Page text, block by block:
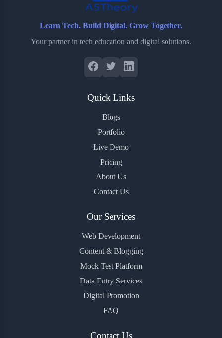
Learn Tech. Build Digital. Grow Together.
Your partner in tech education and digital solutions.
Quick Links
Blogs
Portfolio
Live Demo
Pricing
About Us
Contact Us
Our Services
Web Development
Content & Blogging
Mock Test Platform
Data Entry Services
Digital Promotion
FAQ
Contact Us